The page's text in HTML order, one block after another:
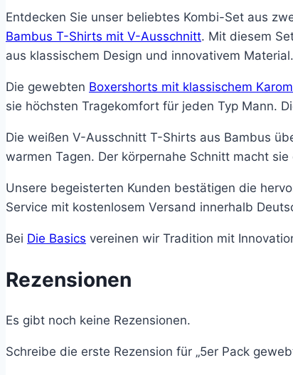
Entdecken Sie unser beliebtes Kombi-Set aus
Bambus T-Shirts mit V-Ausschnitt. Mit diesem
aus klassischem Design und innovativem Material.
Die gewebten Boxershorts mit klassischem
sie höchsten Tragekomfort für jeden Typ Mann.
Die weißen V-Ausschnitt T-Shirts aus Bambus
warmen Tagen. Der körpernahe Schnitt macht
Unsere begeisterten Kunden bestätigen die
Service mit kostenlosem Versand innerhalb
Bei Die Basics vereinen wir Tradition mit
Rezensionen
Es gibt noch keine Rezensionen.
Schreibe die erste Rezension für „5er Pack